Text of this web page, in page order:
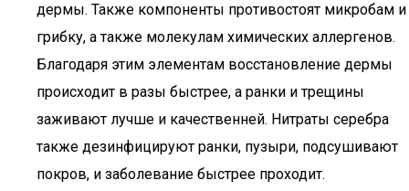
дермы. Также компоненты противостоят микробам и
грибку, а также молекулам химических аллергенов.
Благодаря этим элементам восстановление дермы
происходит в разы быстрее, а ранки и трещины
заживают лучше и качественней. Нитраты серебра
также дезинфицируют ранки, пузыри, подсушивают
покров, и заболевание быстрее проходит.